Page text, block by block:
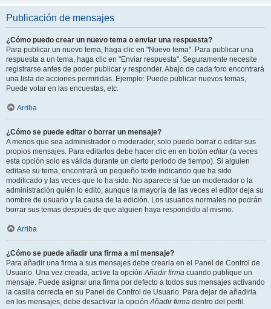
Publicación de mensajes
¿Cómo puedo crear un nuevo tema o enviar una respuesta?
Para publicar un nuevo tema, haga clic en "Nuevo tema". Para publicar una
respuesta a un tema, haga clic en "Enviar respuesta". Seguramente necesite
registrarse antes de poder publicar y responder. Abajo de cada foro encontrará
una lista de acciones permitidas. Ejemplo: Puede publicar nuevos temas,
Puede votar en las encuestas, etc.
Arriba
¿Cómo se puede editar o borrar un mensaje?
A menos que sea administrador o moderador, solo puede borrar o editar sus
propios mensajes. Para editarlos debe hacer clic en en botón editar(a veces
esta opción solo es válida durante un cierto periodo de tiempo). Si alguien
editase su tema, encontrará un pequeño texto indicando que ha sido
modificado y las veces que lo ha sido. No aparece si fue un moderador o la
administración quién lo editó, aunque la mayoría de las veces el editor deja su
nombre de usuario y la causa de la edición. Los usuarios normales no podrán
borrar sus temas después de que alguien haya respondido al mismo.
Arriba
¿Cómo se puede añadir una firma a mi mensaje?
Para añadir una firma a sus mensajes debe crearla en el Panel de Control de
Usuario. Una vez creada, active la opciónAñadir firma cuando publique un
mensaje. Puede asignar una firma por defecto a todos sus mensajes activando
la casilla correcta en su Panel de Control de Usuario. Para dejar de añadirla
en los mensajes, debe desactivar la opciónAñadir firma dentro del perfil.